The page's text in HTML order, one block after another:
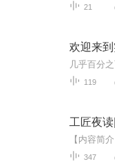
21
欢迎来
119
工匠夜
347